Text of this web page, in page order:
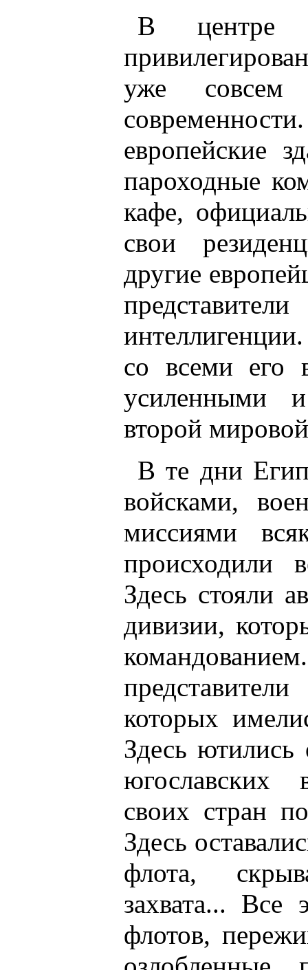
В центре
уже совсем
европейские
пароходные
кафе,
свои
другие
со всеми его
усиленными
второй
В те дни
войсками,
миссиями
происходили
Здесь стояли
дивизии,
которых
Здесь ютились
югославских
своих стран
Здесь
флота,
захвата...
флотов,